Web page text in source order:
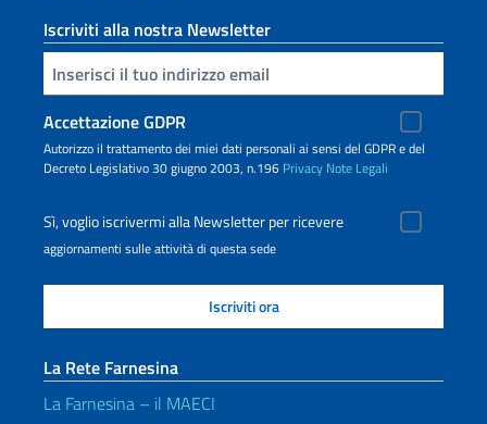
Iscriviti alla nostra Newsletter
Inserisci la tua email
Accettazione GDPR
Autorizzo il trattamento dei miei dati personali ai sensi del GDPR e del
Decreto Legislativo 30 giugno 2003, n.196 Privacy Note Legali
Sì, voglio iscrivermi alla Newsletter per ricevere
aggiornamenti sulle attività di questa sede
La Rete Farnesina
La Farnesina – il MAECI